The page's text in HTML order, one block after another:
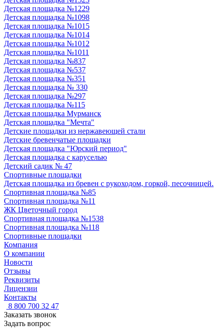
Детская площадка №1229
Детская площадка №1098
Детская площадка №1015
Детская площадка №1014
Детская площадка №1012
Детская площадка №1011
Детская площадка №837
Детская площадка №537
Детская площадка №351
Детская площадка № 330
Детская площадка №297
Детская площадка №115
Детская площадка Мурманск
Детская площадка "Мечта"
Детские площадки из нержавеющей стали
Детские бревенчатые площадки
Детская площадка "Юрский период"
Детская площадка с каруселью
Детский садик № 47
Спортивные площадки
Детская площадка из бревен с рукоходом, горкой, песочницей.
Спортивная площадка №85
Спортивная площадка №11
ЖК Цветочный город
Спортивная площадка №1538
Спортивная площадка №118
Спортивные площадки
Компания
О компании
Новости
Отзывы
Реквизиты
Лицензии
Контакты
8 800 700 32 47
Заказать звонок
Задать вопрос